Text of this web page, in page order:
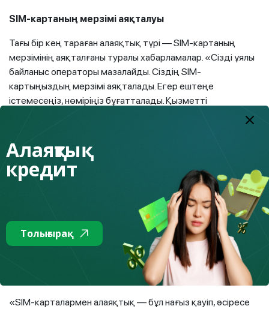
SIM-картаның мерзімі аяқталуы
Тағы бір кең тараған алаяқтық түрі — SIM-картаның
мерзімінің аяқталғаны туралы хабарламалар. «Сізді ұялы
байланыс операторы мазалайды. Сіздің SIM-
картыңыздың мерзімі аяқталады. Егер ештеңе
істемесеңіз, нөміріңіз бұғатталады. Қызметті
арқылы алдайды.
Егер адам әңгіме жалғастырса, олар SMS-кодты және
басқа да жеке мәліметтерді сұрайды. Осы ақпаратты
пайдаланып, олар банк шотын бұзуы немесе жалған несие
рәсімдеуі мүмкін. Алаяқтар екі схема бойынша әрекет
етеді: олар виртуалды SIM-карта жасай алады немесе
қоңыраулар мен SMS-хабарламаларды басқа нөмірге
қайта бағыттау қызметін қосады. Осылайша олар өз
құрбыларының онлайн-банкингіне қол жеткізеді.
«SIM-карталармен алаяқтық — бұл нағыз қауіп, әсіресе
Алаяқтық
кредит
Толығырақ